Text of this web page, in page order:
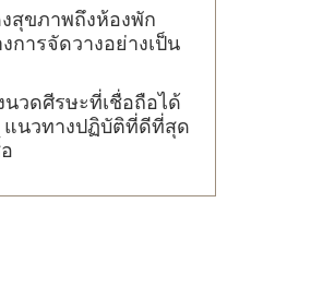
สุขภาพถึงห้องพัก
การจัดวางอย่างเป็น
นวดศีรษะที่เชื่อถือได้
นวทางปฏิบัติที่ดีที่สุด